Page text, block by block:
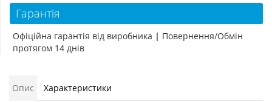
Гарантія
Офіційна гарантія від виробника | Повернення/Обмін
протягом 14 днів
Опис Характеристики